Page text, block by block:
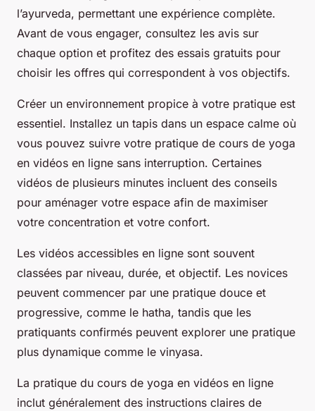
l’ayurveda, permettant une expérience complète.
Avant de vous engager, consultez les avis sur
chaque option et profitez des essais gratuits pour
choisir les offres qui correspondent à vos objectifs.
Créer un environnement propice à votre pratique est
essentiel. Installez un tapis dans un espace calme où
vous pouvez suivre votre pratique de cours de yoga
en vidéos en ligne sans interruption. Certaines
vidéos de plusieurs minutes incluent des conseils
pour aménager votre espace afin de maximiser
votre concentration et votre confort.
Les vidéos accessibles en ligne sont souvent
classées par niveau, durée, et objectif. Les novices
peuvent commencer par une pratique douce et
progressive, comme le hatha, tandis que les
pratiquants confirmés peuvent explorer une pratique
plus dynamique comme le vinyasa.
La pratique du cours de yoga en vidéos en ligne
inclut généralement des instructions claires de